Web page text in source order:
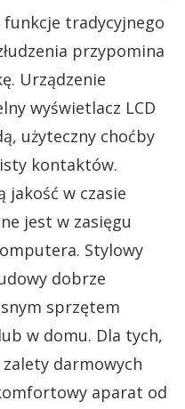
tradycyjnego
przypomina
Urządzenie
wyświetlacz LCD
użyteczny choćby
kontaktów.
jakość w czasie
jest w zasięgu
Stylowy
dobrze
sprzętem
w domu. Dla tych,
darmowych
aparat od